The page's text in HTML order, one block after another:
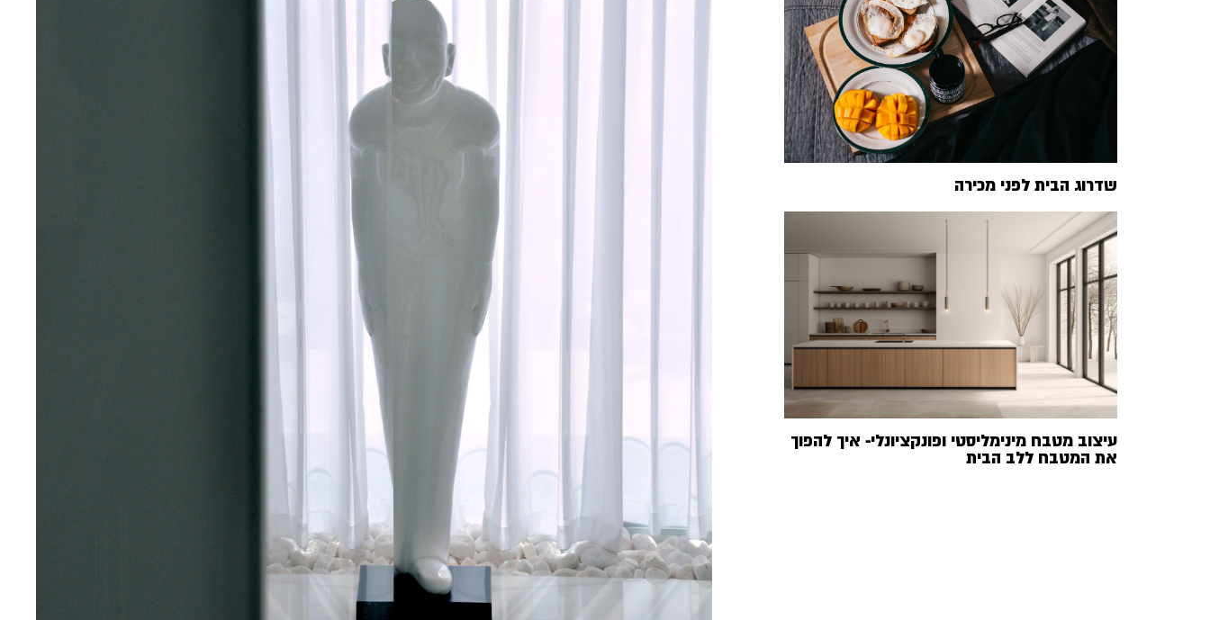
שדרוג הבית לפני מכירה
עיצוב מטבח מינימליסטי ופונקציונלי- איך להפוך
את המטבח ללב הבית